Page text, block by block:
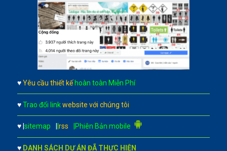
♥ Yêu cầu thiết kế hoàn toàn Miễn Phí
♥ Trao đổi link website với chúng tôi
♥ |sitemap |rss |Phiên Bản mobile
♥ DANH SÁCH DỰ ÁN ĐÃ THỰC HIỆN